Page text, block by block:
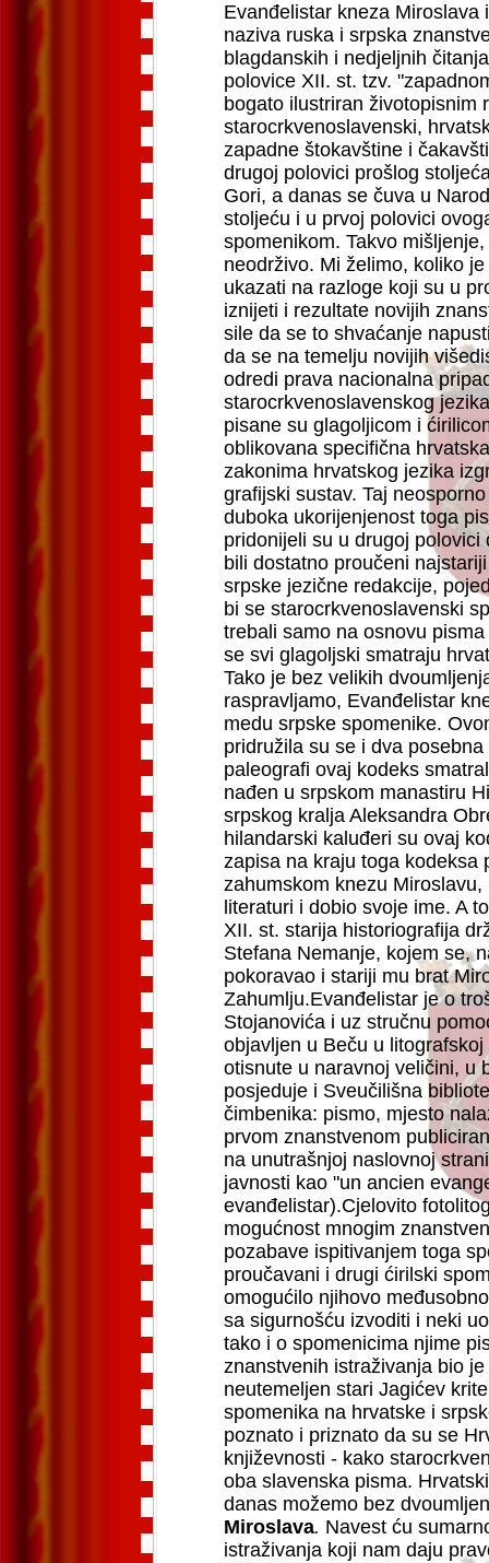
Evanđelistar kneza
naziva ruska i srpska
blagdanskih i nedjeljnih
polovice XII. st. tzv.
bogato ilustriran životopisnim
starocrkvenoslavenski,
zapadne štokavštine i
drugoj polovici prošlog
Gori, a danas se čuva u
stoljeću i u prvoj polovici
spomenikom. Takvo
neodrživo. Mi želimo, koliko
ukazati na razloge koji su u
iznijeti i rezultate novijih
sile da se to shvaćanje
da se na temelju novijih
odredi prava nacionalna
starocrkvenoslavenskog
pisane su glagoljicom i
oblikovana specifična
zakonima hrvatskog jezika
grafijski sustav. Taj
duboka ukorijenjenost toga
pridonijeli su u drugoj
bili dostatno proučeni
srpske jezične redakcije,
bi se starocrkvenoslavenski
trebali samo na osnovu
se svi glagoljski smatraju
Tako je bez velikih
raspravljamo, Evanđelistar
medu srpske spomenike.
pridružila su se i dva
paleografi ovaj kodeks
nađen u srpskom manastiru
srpskog kralja Aleksandra
hilandarski kaluđeri su ovaj
zapisa na kraju toga kodeksa
zahumskom knezu
literaturi i dobio svoje ime. A
XII. st. starija historiografija
Stefana Nemanje, kojem se,
pokoravao i stariji mu brat
Zahumlju.Evanđelistar je o
Stojanovića i uz stručnu
objavljen u Beču u
otisnute u naravnoj veličini, u
posjeduje i Sveučilišna
čimbenika: pismo, mjesto
prvom znanstvenom
na unutrašnjoj naslovnoj
javnosti kao "un ancien
evanđelistar).Cjelovito
mogućnost mnogim
pozabave ispitivanjem toga
proučavani i drugi ćirilski
omogućilo njihovo
sa sigurnošću izvoditi i neki
tako i o spomenicima njime
znanstvenih istraživanja bio
neutemeljen stari Jagićev
spomenika na hrvatske i
poznato i priznato da su se
književnosti - kako
oba slavenska pisma.
danas možemo bez
Miroslava. Navest ću
istraživanja koji nam daju